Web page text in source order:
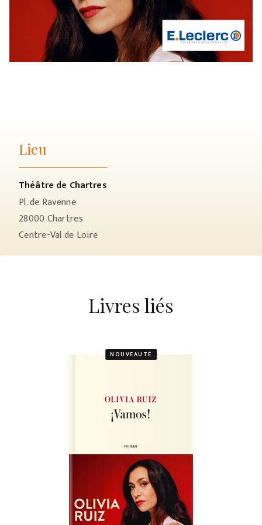
Lieu
Théâtre de Chartres
Pl. de Ravenne
28000 Chartres
Centre-Val de Loire
Livres liés
NOUVEAUTÉ